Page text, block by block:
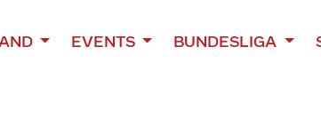
EVENTS BUNDESLIGA